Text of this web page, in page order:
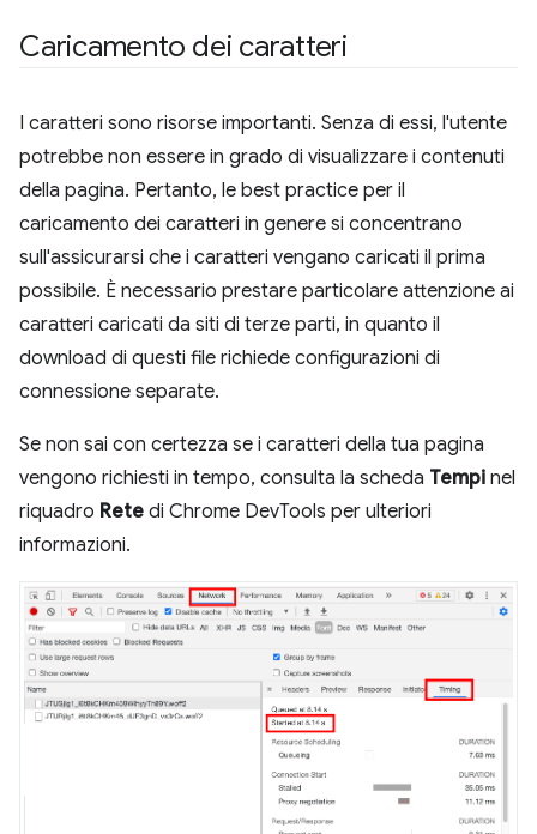
Caricamento dei caratteri
I caratteri sono risorse importanti. Senza di essi, l'utente
potrebbe non essere in grado di visualizzare i contenuti
della pagina. Pertanto, le best practice per il
caricamento dei caratteri in genere si concentrano
sull'assicurarsi che i caratteri vengano caricati il prima
possibile. È necessario prestare particolare attenzione ai
caratteri caricati da siti di terze parti, in quanto il
download di questi file richiede configurazioni di
connessione separate.
Se non sai con certezza se i caratteri della tua pagina
vengono richiesti in tempo, consulta la scheda Tempi nel
riquadro Rete di Chrome DevTools per ulteriori
informazioni.